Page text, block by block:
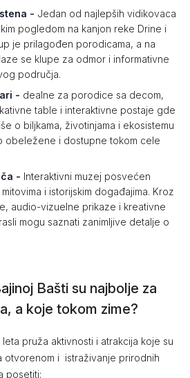
- Jedan od najlepših vidikovaca
pogledom na kanjon reke Drine i
je prilagođen porodicama, a na
se klupe za odmor i informativne
područja.
- dealne za porodice sa decom,
table i interaktivne postaje gde
o biljkama, životinjama i ekosistemu
obeležene i dostupne tokom cele
- Interaktivni muzej posvećen
i istorijskim događajima. Kroz
audio-vizuelne prikaze i kreativne
mogu saznati zanimljive detalje o
Bašti su najbolje za
a koje tokom zime?
leta pruža aktivnosti i atrakcija koje su
otvorenom i istraživanje prirodnih
posetiti: